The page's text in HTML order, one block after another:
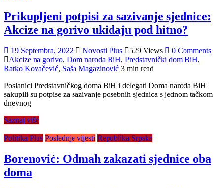
Prikupljeni potpisi za sazivanje sjednice:
Akcize na gorivo ukidaju pod hitno?
19 Septembra, 2022 Novosti Plus 529 Views
0 Comments
Akcize na gorivo, Dom naroda BiH, Predstavnički dom BiH,
Ratko Kovačević, Saša Magazinović 3 min read
Poslanici Predstavničkog doma BiH i delegati Doma naroda BiH
sakupili su potpise za sazivanje posebnih sjednica s jednom tačkom
dnevnog
Saznaj više
Politika Plus Poslednje vijesti Republika Srpska
Borenović: Odmah zakazati sjednice oba
doma